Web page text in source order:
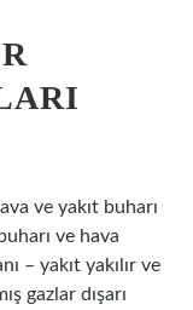
ve yakıt buharı
ve hava
– yakıt yakılır ve
gazlar dışarı